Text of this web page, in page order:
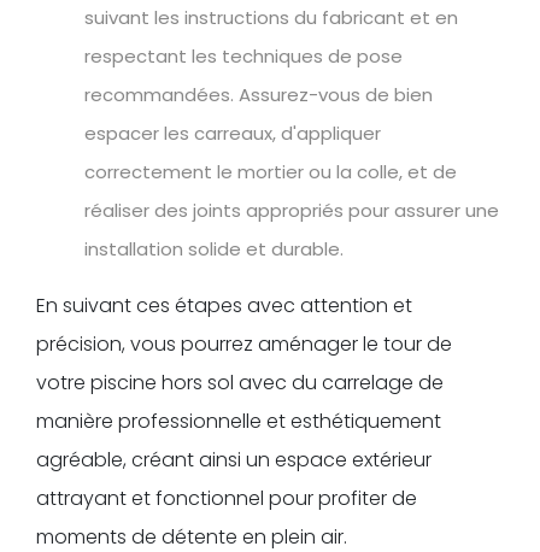
suivant les instructions du fabricant et en
respectant les techniques de pose
recommandées. Assurez-vous de bien
espacer les carreaux, d'appliquer
correctement le mortier ou la colle, et de
réaliser des joints appropriés pour assurer une
installation solide et durable.
En suivant ces étapes avec attention et
précision, vous pourrez aménager le tour de
votre piscine hors sol avec du carrelage de
manière professionnelle et esthétiquement
agréable, créant ainsi un espace extérieur
attrayant et fonctionnel pour profiter de
moments de détente en plein air.